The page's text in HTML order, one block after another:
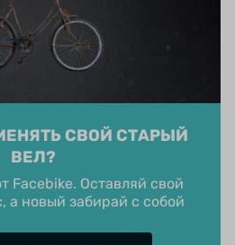
СВОЙ СТАРЫЙ
ВЕЛ?
Facebike. Оставляй свой
а новый забирай с собой